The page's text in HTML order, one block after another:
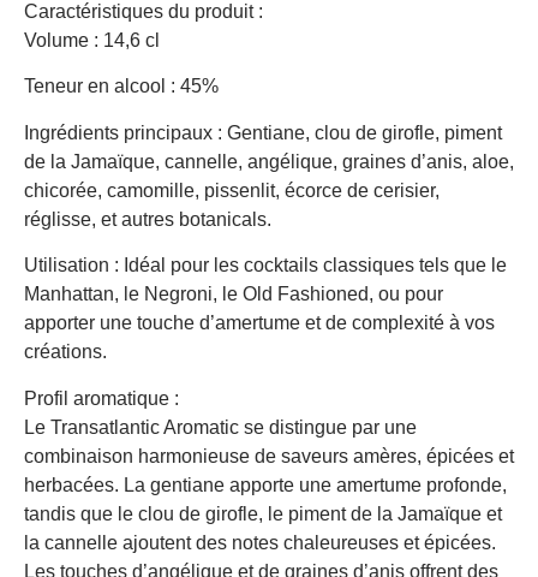
Caractéristiques du produit :
Volume : 14,6 cl
Teneur en alcool : 45%
Ingrédients principaux : Gentiane, clou de girofle, piment
de la Jamaïque, cannelle, angélique, graines d’anis, aloe,
chicorée, camomille, pissenlit, écorce de cerisier,
réglisse, et autres botanicals.
Utilisation : Idéal pour les cocktails classiques tels que le
Manhattan, le Negroni, le Old Fashioned, ou pour
apporter une touche d’amertume et de complexité à vos
créations.
Profil aromatique :
Le Transatlantic Aromatic se distingue par une
combinaison harmonieuse de saveurs amères, épicées et
herbacées. La gentiane apporte une amertume profonde,
tandis que le clou de girofle, le piment de la Jamaïque et
la cannelle ajoutent des notes chaleureuses et épicées.
Les touches d’angélique et de graines d’anis offrent des